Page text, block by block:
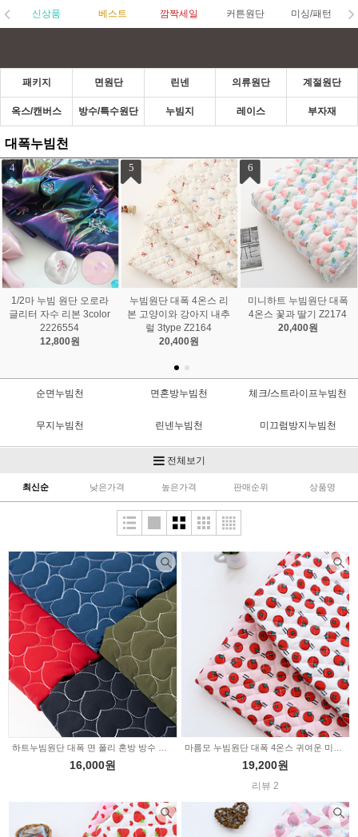
신상품 베스트 깜짝세일 커튼원단 미싱/패턴
패키지 면원단 린넨 의류원단 계절원단
옥스/캔버스 방수/특수원단 누빔지 레이스 부자재
대폭누빔천
1
꽃누빔원단 대폭 3온스
파스텔 패치 2235630
16,000원
2
누빔 원단 대폭 메모리 프
린트 샤이닝 도트 2color
JT-097
14,400원
3
하트 누빔원단 대폭 양면
4온스 생활방수 6color 2
234548
순면누빔천 면혼방누빔천 체크/스트라이프누빔천
무지누빔천 린넨누빔천 미끄럼방지누빔천
도트누빔천
대폭누빔천 공단누빔천 인견/리플누빔천
누빔수공비
전체보기
최신순 낮은가격 높은가격 판매순위 상품명
16,000원 19,200원
리뷰 2